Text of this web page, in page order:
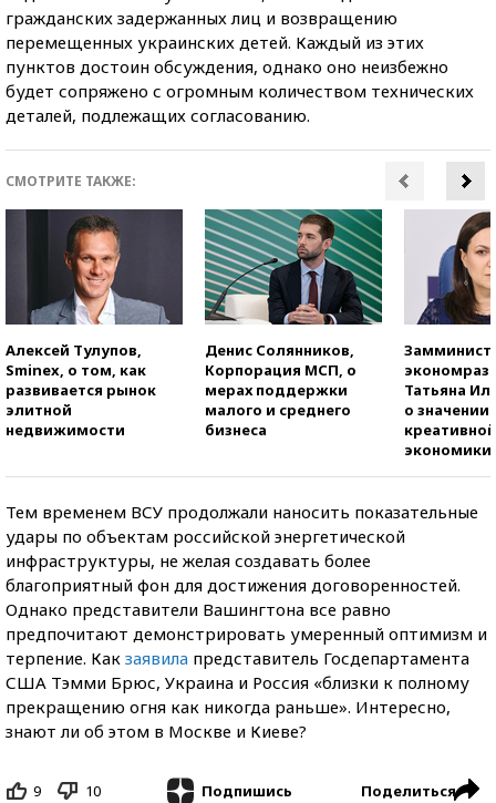
гражданских задержанных лиц и возвращению
перемещенных украинских детей. Каждый из этих
пунктов достоин обсуждения, однако оно неизбежно
будет сопряжено с огромным количеством технических
деталей, подлежащих согласованию.
СМОТРИТЕ ТАКЖЕ:
Алексей Тулупов,
Sminex, о том, как
развивается рынок
элитной
недвижимости
Денис Солянников,
Корпорация МСП, о
мерах поддержки
малого и среднего
бизнеса
Татьяна
о значении
креативной
экономики
Тем временем ВСУ продолжали наносить показательные
удары по объектам российской энергетической
инфраструктуры, не желая создавать более
благоприятный фон для достижения договоренностей.
Однако представители Вашингтона все равно
предпочитают демонстрировать умеренный оптимизм и
терпение. Как заявила представитель Госдепартамента
США Тэмми Брюс, Украина и Россия «близки к полному
прекращению огня как никогда раньше». Интересно,
знают ли об этом в Москве и Киеве?
9 10 Подпишись Поделиться